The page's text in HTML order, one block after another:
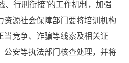
、行刑衔接”的工作机制，加强
资源社会保障部门要将培训机构
当竞争、诈骗等线索及相关证
公安等执法部门核查处理，并将